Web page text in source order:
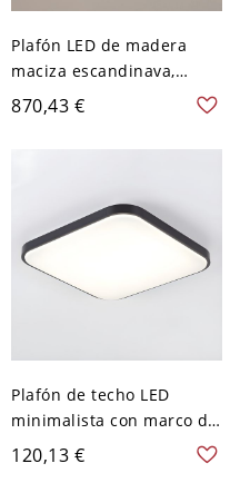
Plafón LED de madera
maciza escandinava,
luminaria de techo
rectangular de perfil bajo
para el hogar - 110 A 120
870,43 €
Plafón de techo LED
minimalista con marco de
aluminio antioxidante -
110 A 120 V 30,48 cm
120,13 €